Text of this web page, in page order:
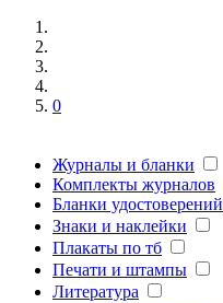
0
Журналы и бланки
Комплекты журналов
Бланки удостоверений
Знаки и наклейки
Плакаты по тб
Печати и штампы
Литература